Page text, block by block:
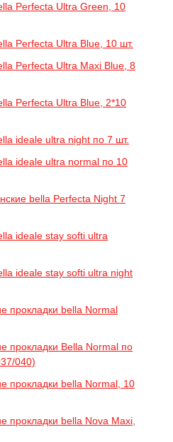
Perfecta Ultra Green, 10
Perfecta Ultra Blue, 10 шт.
Perfecta Ultra Maxi Blue, 8
Perfecta Ultra Blue, 2*10
ideale ultra night по 7 шт.
ideale ultra normal по 10
bella Perfecta Night 7
ideale stay softi ultra
ideale stay softi ultra night
прокладки bella Normal
прокладки Bella Normal по
040)
прокладки bella Normal, 10
прокладки bella Nova Maxi,